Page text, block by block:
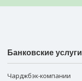
Банковские услуги
Чарджбэк-компании